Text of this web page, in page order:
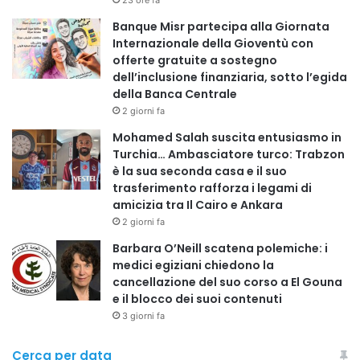
francesi. Gli infermieri italiani risultano tra i meno retribuiti
dell’Europa occidentale. Negli ultimi dieci anni il potere
d’acquisto ha subito un’erosione significativa.
Crisi formativa e futuro del sistema
Le iscrizioni alle scuole di infermieristica sono diminuite
del 12%, con un tasso di abbandono del 20%. Le
specializzazioni ad alto rischio, come emergenza-urgenza
e anestesia, registrano cali superiori al 15-29%.
Questo significa che la carenza futura è già scritta nei
numeri della formazione attuale.
Professionisti sanitari di origine straniera: risorsa
strategica
I professionisti sanitari di origine straniera presenti in Italia
Banque Misr partecipa alla Giornata
Internazionale della Gioventù con
offerte gratuite a sostegno
dell’inclusione finanziaria, sotto l’egida
della Banca Centrale
2 giorni fa
Mohamed Salah suscita entusiasmo in
Turchia… Ambasciatore turco: Trabzon
è la sua seconda casa e il suo
trasferimento rafforza i legami di
amicizia tra Il Cairo e Ankara
2 giorni fa
Barbara O’Neill scatena polemiche: i
medici egiziani chiedono la
cancellazione del suo corso a El Gouna
e il blocco dei suoi contenuti
3 giorni fa
Cerca per data